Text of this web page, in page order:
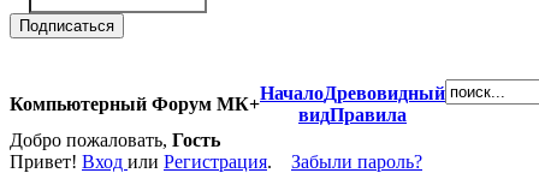
Компьютерный Форум МК+
НачалоДревовидный
видПравила
Добро пожаловать, Гость
Привет! Вход или Регистрация. Забыли пароль?